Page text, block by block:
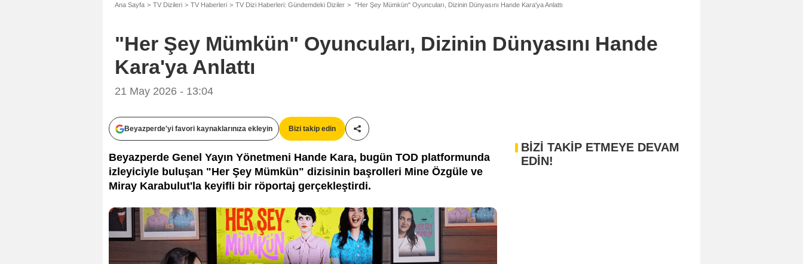
Ana Sayfa TV Dizileri TV Haberleri TV Dizi Haberleri: Gündemdeki Diziler "Her Şey Mümkün" Oyuncuları, Dizinin Dünyasını Hande Kara'ya Anlattı
"Her Şey Mümkün" Oyuncuları, Dizinin Dünyasını Hande
Kara'ya Anlattı
21 May 2026 - 13:04
Beyazperde'yi favori kaynaklarınıza ekleyin Bizi takip edin
Paylaş!
Beyazperde Genel Yayın Yönetmeni Hande Kara, bugün TOD platformunda
izleyiciyle buluşan "Her Şey Mümkün" dizisinin başrolleri Mine Özgüle ve
Miray Karabulut'la keyifli bir röportaj gerçekleştirdi.
BİZİ TAKİP ETMEYE DEVAM
EDİN!